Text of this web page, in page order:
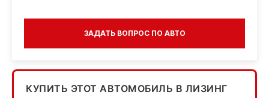
ЗАДАТЬ ВОПРОС ПО АВТО
КУПИТЬ ЭТОТ АВТОМОБИЛЬ В ЛИЗИНГ